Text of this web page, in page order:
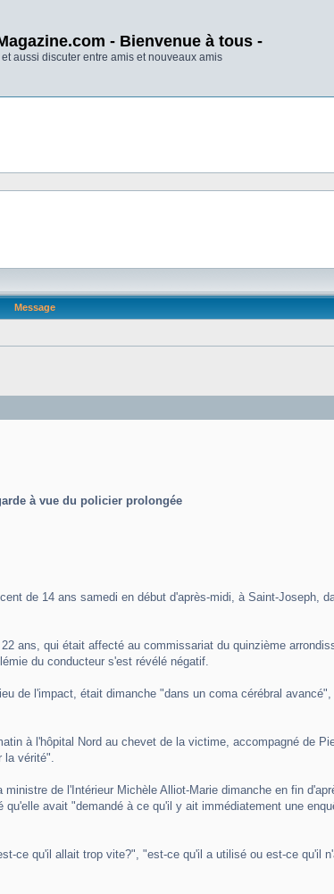
- Bienvenue à tous -
aussi discuter entre amis et nouveaux amis
Message
à vue du policier prolongée
de 14 ans samedi en début d'après-midi, à Saint-Joseph,
ans, qui était affecté au commissariat du quinzième
du conducteur s'est révélé négatif.
de l'impact, était dimanche "dans un coma cérébral
à l'hôpital Nord au chevet de la victime, accompagné de
la vérité".
de l'Intérieur Michèle Alliot-Marie dimanche en fin
avait "demandé à ce qu'il y ait immédiatement une
ce qu'il allait trop vite?", "est-ce qu'il a utilisé ou est-ce qu'il